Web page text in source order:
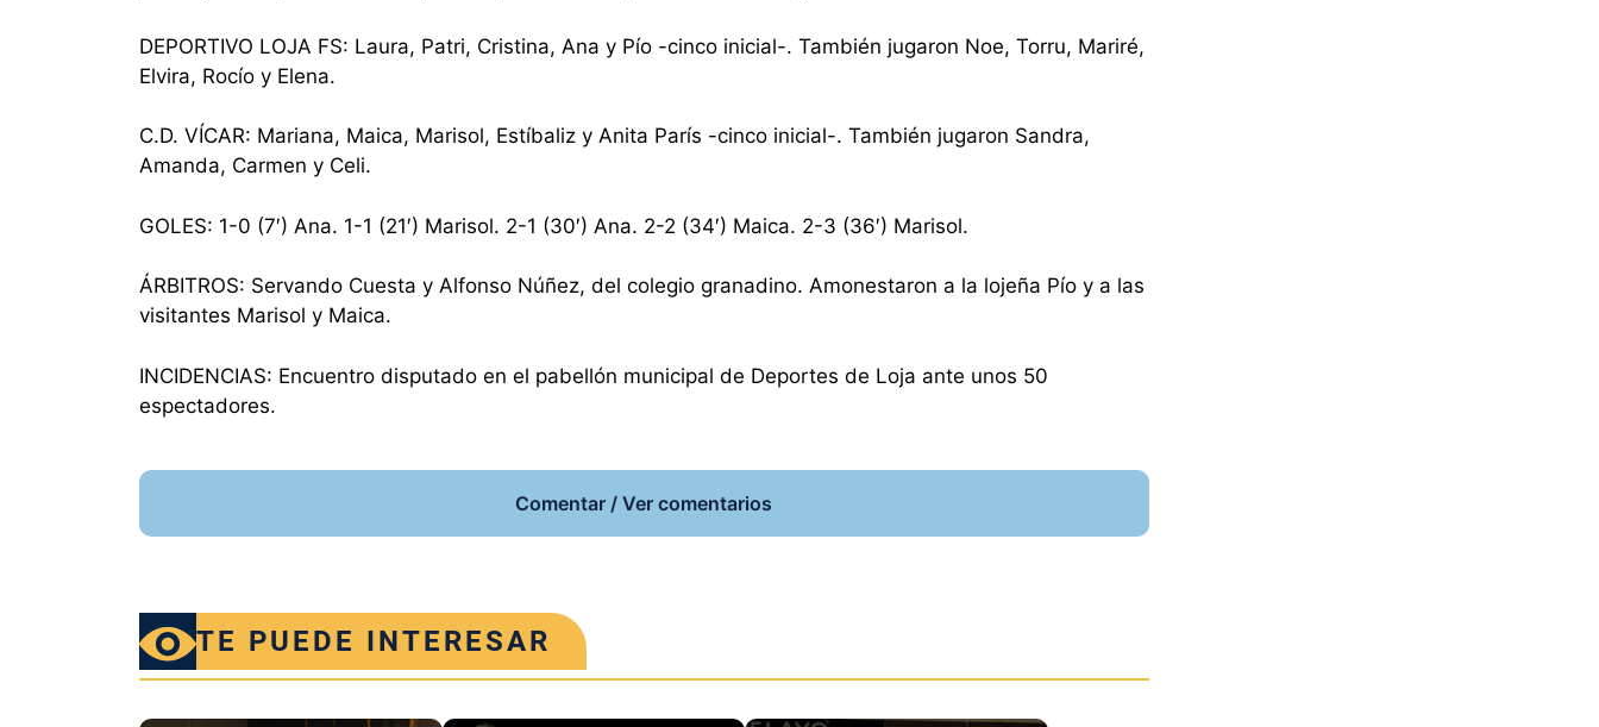
DEPORTIVO LOJA FS: Laura, Patri, Cristina, Ana y Pío -cinco inicial-. También jugaron Noe, Torru, Mariré,
Elvira, Rocío y Elena.
C.D. VÍCAR: Mariana, Maica, Marisol, Estíbaliz y Anita París -cinco inicial-. También jugaron Sandra,
Amanda, Carmen y Celi.
GOLES: 1-0 (7′) Ana. 1-1 (21′) Marisol. 2-1 (30′) Ana. 2-2 (34′) Maica. 2-3 (36′) Marisol.
ÁRBITROS: Servando Cuesta y Alfonso Núñez, del colegio granadino. Amonestaron a la lojeña Pío y a las
visitantes Marisol y Maica.
INCIDENCIAS: Encuentro disputado en el pabellón municipal de Deportes de Loja ante unos 50
espectadores.
Comentar / Ver comentarios
TE PUEDE INTERESAR